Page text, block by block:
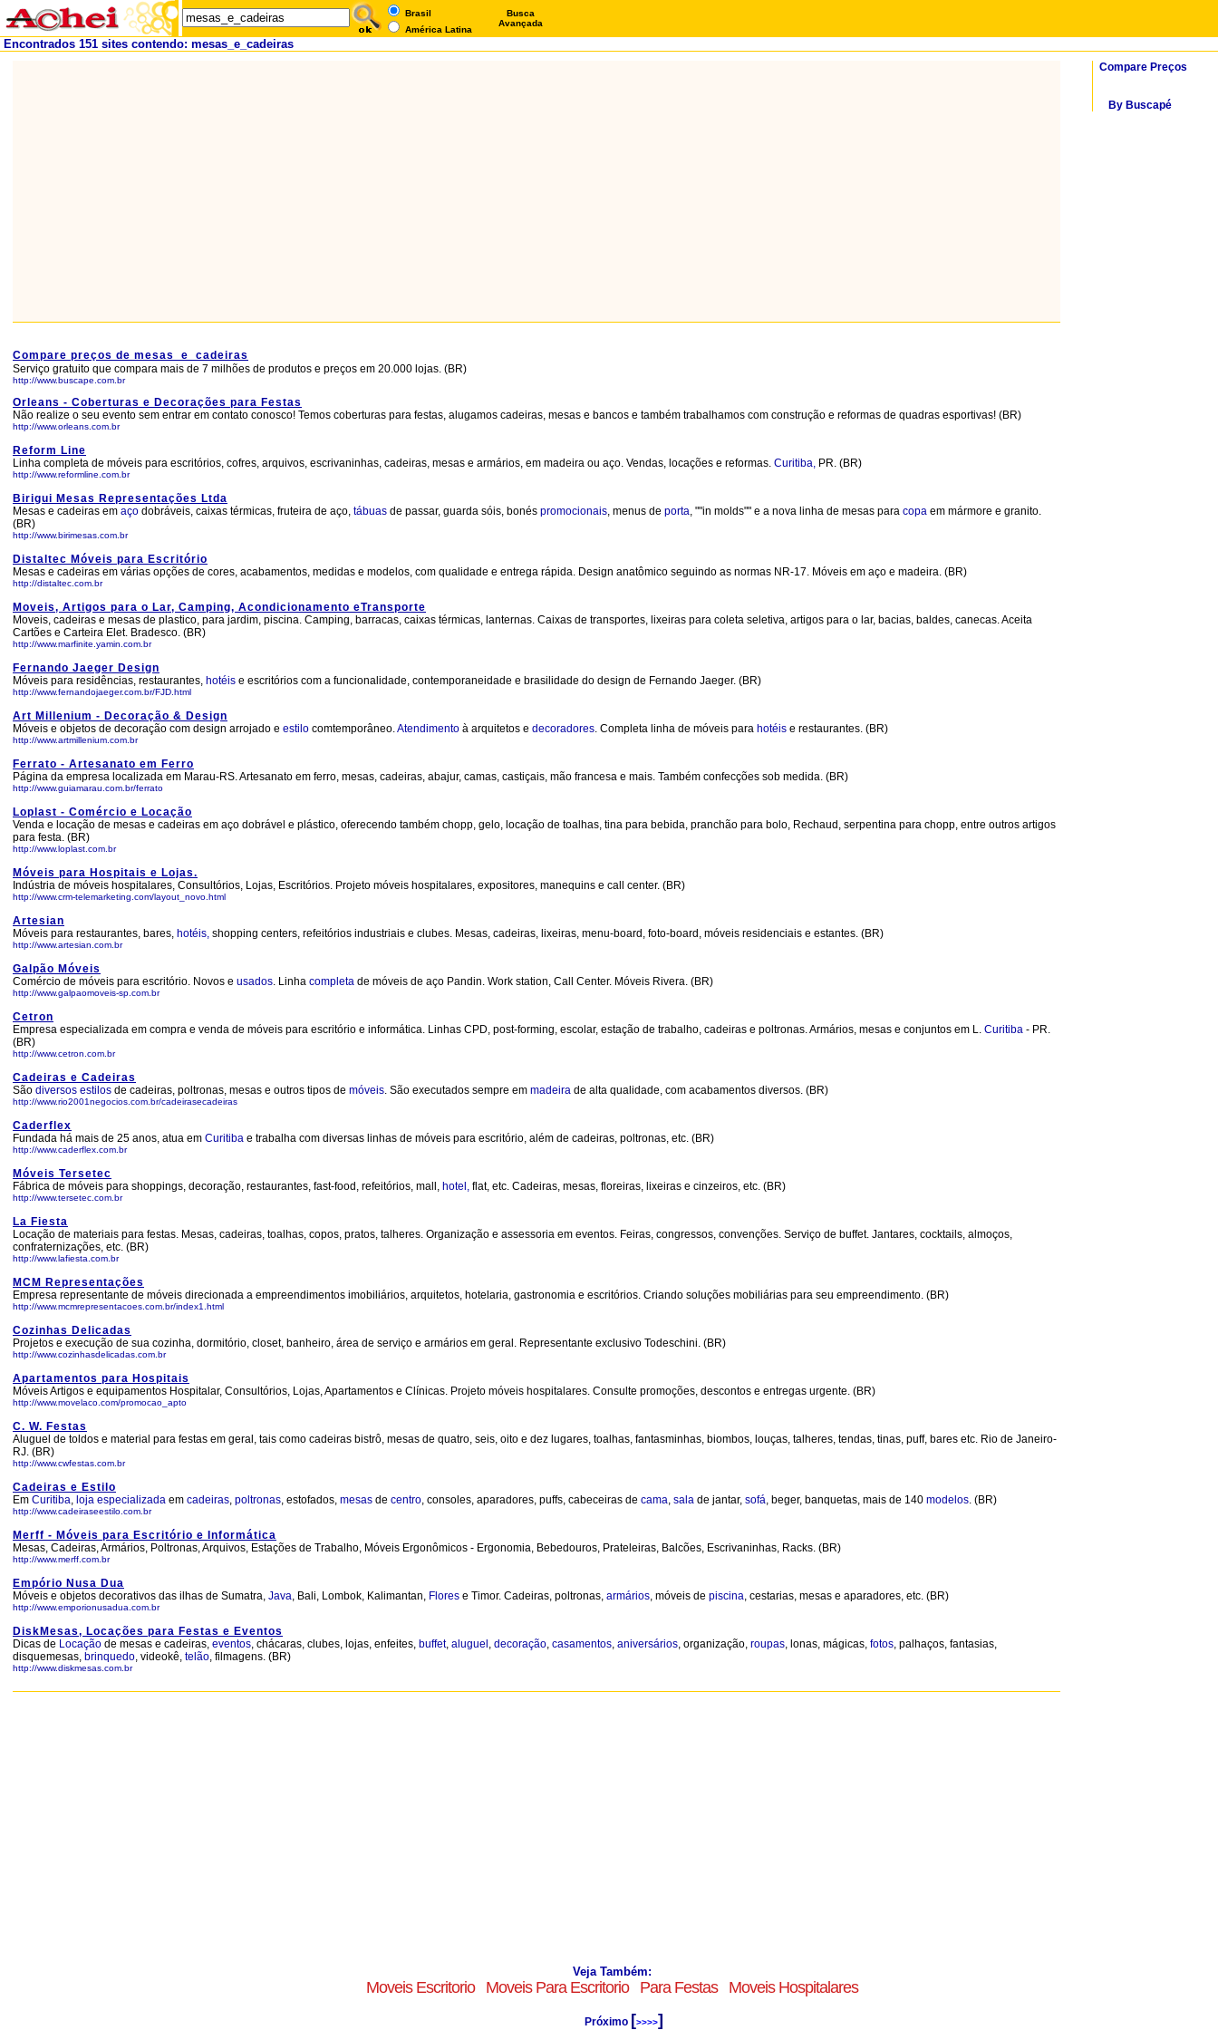
Brasil
América Latina
Busca
Avançada
Encontrados 151 sites contendo: mesas_e_cadeiras
Compare preços de mesas_e_cadeiras
Serviço gratuito que compara mais de 7 milhões de produtos e preços em 20.000 lojas. (BR)
http://www.buscape.com.br
Orleans - Coberturas e Decorações para Festas
Não realize o seu evento sem entrar em contato conosco! Temos coberturas para festas, alugamos cadeiras, mesas e bancos e também trabalhamos com construção e reformas de quadras esportivas! (BR)
http://www.orleans.com.br
Reform Line
Linha completa de móveis para escritórios, cofres, arquivos, escrivaninhas, cadeiras, mesas e armários, em madeira ou aço. Vendas, locações e reformas. Curitiba, PR. (BR)
http://www.reformline.com.br
Birigui Mesas Representações Ltda
Mesas e cadeiras em aço dobráveis, caixas térmicas, fruteira de aço, tábuas de passar, guarda sóis, bonés promocionais, menus de porta, ""in molds"" e a nova linha de mesas para copa em mármore e granito.
(BR)
http://www.birimesas.com.br
Distaltec Móveis para Escritório
Mesas e cadeiras em várias opções de cores, acabamentos, medidas e modelos, com qualidade e entrega rápida. Design anatômico seguindo as normas NR-17. Móveis em aço e madeira. (BR)
http://distaltec.com.br
Moveis, Artigos para o Lar, Camping, Acondicionamento eTransporte
Moveis, cadeiras e mesas de plastico, para jardim, piscina. Camping, barracas, caixas térmicas, lanternas. Caixas de transportes, lixeiras para coleta seletiva, artigos para o lar, bacias, baldes, canecas. Aceita
Cartões e Carteira Elet. Bradesco. (BR)
http://www.marfinite.yamin.com.br
Fernando Jaeger Design
Móveis para residências, restaurantes, hotéis e escritórios com a funcionalidade, contemporaneidade e brasilidade do design de Fernando Jaeger. (BR)
http://www.fernandojaeger.com.br/FJD.html
Art Millenium - Decoração & Design
Móveis e objetos de decoração com design arrojado e estilo comtemporâneo.Atendimento à arquitetos e decoradores. Completa linha de móveis para hotéis e restaurantes. (BR)
http://www.artmillenium.com.br
Ferrato - Artesanato em Ferro
Página da empresa localizada em Marau-RS. Artesanato em ferro, mesas, cadeiras, abajur, camas, castiçais, mão francesa e mais. Também confecções sob medida. (BR)
http://www.guiamarau.com.br/ferrato
Loplast - Comércio e Locação
Venda e locação de mesas e cadeiras em aço dobrável e plástico, oferecendo também chopp, gelo, locação de toalhas, tina para bebida, pranchão para bolo, Rechaud, serpentina para chopp, entre outros artigos
para festa. (BR)
http://www.loplast.com.br
Móveis para Hospitais e Lojas.
Indústria de móveis hospitalares, Consultórios, Lojas, Escritórios. Projeto móveis hospitalares, expositores, manequins e call center. (BR)
http://www.crm-telemarketing.com/layout_novo.html
Artesian
Móveis para restaurantes, bares, hotéis, shopping centers, refeitórios industriais e clubes. Mesas, cadeiras, lixeiras, menu-board, foto-board, móveis residenciais e estantes. (BR)
http://www.artesian.com.br
Galpão Móveis
Comércio de móveis para escritório. Novos e usados. Linha completa de móveis de aço Pandin. Work station, Call Center. Móveis Rivera. (BR)
http://www.galpaomoveis-sp.com.br
Cetron
Empresa especializada em compra e venda de móveis para escritório e informática. Linhas CPD, post-forming, escolar, estação de trabalho, cadeiras e poltronas. Armários, mesas e conjuntos em L. Curitiba - PR.
(BR)
http://www.cetron.com.br
Cadeiras e Cadeiras
São diversos estilos de cadeiras, poltronas, mesas e outros tipos de móveis. São executados sempre em madeira de alta qualidade, com acabamentos diversos. (BR)
http://www.rio2001negocios.com.br/cadeirasecadeiras
Caderflex
Fundada há mais de 25 anos, atua em Curitiba e trabalha com diversas linhas de móveis para escritório, além de cadeiras, poltronas, etc. (BR)
http://www.caderflex.com.br
Móveis Tersetec
Fábrica de móveis para shoppings, decoração, restaurantes, fast-food, refeitórios, mall, hotel, flat, etc. Cadeiras, mesas, floreiras, lixeiras e cinzeiros, etc. (BR)
http://www.tersetec.com.br
La Fiesta
Locação de materiais para festas. Mesas, cadeiras, toalhas, copos, pratos, talheres. Organização e assessoria em eventos. Feiras, congressos, convenções. Serviço de buffet. Jantares, cocktails, almoços,
confraternizações, etc. (BR)
http://www.lafiesta.com.br
MCM Representações
Empresa representante de móveis direcionada a empreendimentos imobiliários, arquitetos, hotelaria, gastronomia e escritórios. Criando soluções mobiliárias para seu empreendimento. (BR)
http://www.mcmrepresentacoes.com.br/index1.html
Cozinhas Delicadas
Projetos e execução de sua cozinha, dormitório, closet, banheiro, área de serviço e armários em geral. Representante exclusivo Todeschini. (BR)
http://www.cozinhasdelicadas.com.br
Apartamentos para Hospitais
Móveis Artigos e equipamentos Hospitalar, Consultórios, Lojas, Apartamentos e Clínicas. Projeto móveis hospitalares. Consulte promoções, descontos e entregas urgente. (BR)
http://www.movelaco.com/promocao_apto
C. W. Festas
Aluguel de toldos e material para festas em geral, tais como cadeiras bistrô, mesas de quatro, seis, oito e dez lugares, toalhas, fantasminhas, biombos, louças, talheres, tendas, tinas, puff, bares etc. Rio de Janeiro-
RJ. (BR)
http://www.cwfestas.com.br
Cadeiras e Estilo
Em Curitiba, loja especializada em cadeiras, poltronas, estofados, mesas de centro, consoles, aparadores, puffs, cabeceiras de cama, sala de jantar, sofá, beger, banquetas, mais de 140 modelos. (BR)
http://www.cadeiraseestilo.com.br
Merff - Móveis para Escritório e Informática
Mesas, Cadeiras, Armários, Poltronas, Arquivos, Estações de Trabalho, Móveis Ergonômicos - Ergonomia, Bebedouros, Prateleiras, Balcões, Escrivaninhas, Racks. (BR)
http://www.merff.com.br
Empório Nusa Dua
Móveis e objetos decorativos das ilhas de Sumatra, Java, Bali, Lombok, Kalimantan, Flores e Timor. Cadeiras, poltronas, armários, móveis de piscina, cestarias, mesas e aparadores, etc. (BR)
http://www.emporionusadua.com.br
DiskMesas, Locações para Festas e Eventos
Dicas de Locação de mesas e cadeiras, eventos, chácaras, clubes, lojas, enfeites, buffet, aluguel , decoração, casamentos, aniversários, organização, roupas, lonas, mágicas, fotos, palhaços, fantasias,
disquemesas, brinquedo, videokê, telão, filmagens. (BR)
http://www.diskmesas.com.br
Compare Preços
By Buscapé
Veja Também:
Moveis Escritorio Moveis Para Escritorio Para Festas Moveis Hospitalares
Próximo [>>>>]